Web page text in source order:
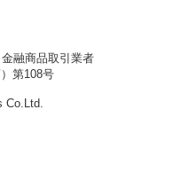
融商品取引業者
第108号
Co.Ltd.